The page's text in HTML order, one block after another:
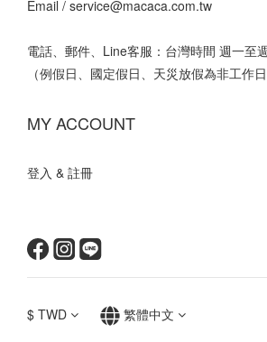
Email / service@macaca.com.tw
電話、郵件、Line客服：台灣時間 週一至
（例假日、國定假日、天災放假為非工作日
MY ACCOUNT
登入 & 註冊
$ TWD 繁體中文